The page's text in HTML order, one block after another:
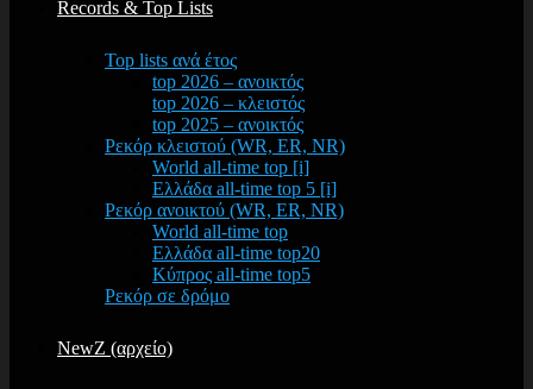
Records & Top Lists
Top lists ανά έτος
top 2026 – ανοικτός
top 2026 – κλειστός
top 2025 – ανοικτός
Ρεκόρ κλειστού (WR, ER, NR)
World all-time top [i]
Ελλάδα all-time top 5 [i]
Ρεκόρ ανοικτού (WR, ER, NR)
World all-time top
Ελλάδα all-time top20
Κύπρος all-time top5
Ρεκόρ σε δρόμο
NewZ (αρχείο)